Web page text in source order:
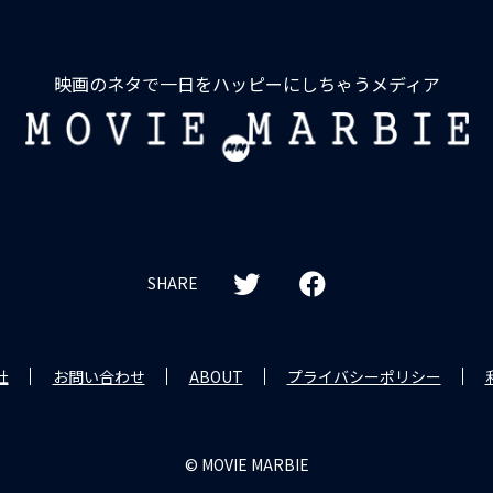
映画のネタで一日をハッピーにしちゃうメディア
MOVIE
MARBIE
SHARE
お問い合わせ ABOUT プライバシーポリシー
© MOVIE MARBIE